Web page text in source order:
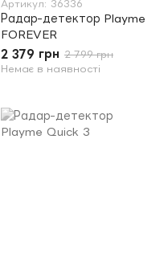
Артикул: 36336
Радар-детектор Playme
FOREVER
2 379 грн 2 799 грн
Немає в наявності